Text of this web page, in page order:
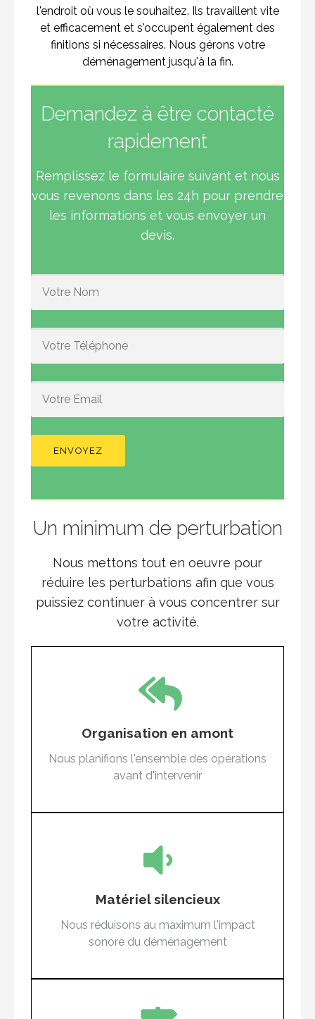
l'endroit où vous le souhaitez. Ils travaillent vite
et efficacement et s'occupent également des
finitions si nécessaires. Nous gérons votre
déménagement jusqu'à la fin.
Demandez à être contacté
rapidement
Remplissez le formulaire suivant et nous
vous revenons dans les 24h pour prendre
les informations et vous envoyer un
devis.
Un minimum de perturbation
Nous mettons tout en oeuvre pour
réduire les perturbations afin que vous
puissiez continuer à vous concentrer sur
votre activité.
Organisation en amont
Nous planifions l'ensemble des opérations
avant d'intervenir
Nous gérons pour vous
Communications vers les équipes,
formalités administratives, autorisations de
stationnement, assurances, etc...
Matériel silencieux
Nous réduisons au maximum l'impact
sonore du déménagement
Votre personnel n'est pas
importuné
Rolls silencieux, armoires PCs capitonnées,
lifts électriques,...